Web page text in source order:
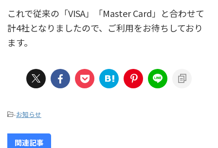
これで従来の「VISA」「Master Card」と合わせて
計4社となりましたので、ご利用をお待ちしており
ます。
-お知らせ
関連記事